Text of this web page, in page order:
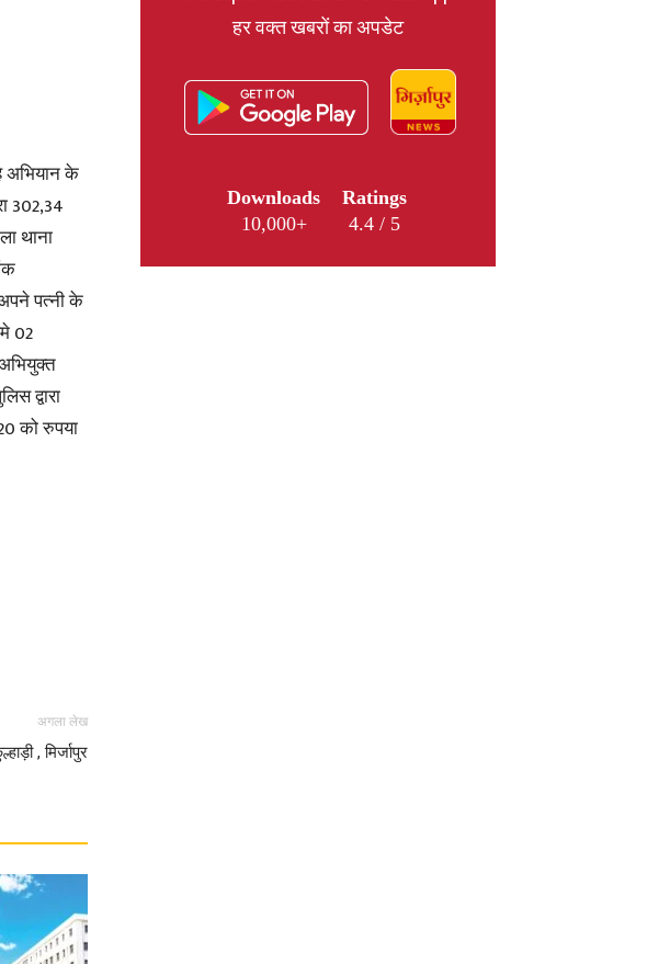
अभियान के
302,34
थाना
अपने पत्नी के
02
द्वारा
को रुपया
अगला लेख
, मिर्जापुर
हर वक्त खबरों का अपडेट
Downloads
10,000+
Ratings
4.4 / 5